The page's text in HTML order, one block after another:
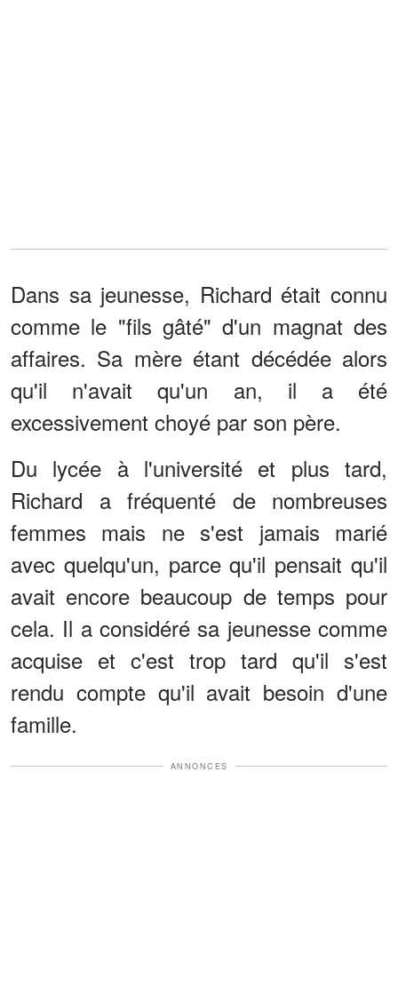
Dans sa jeunesse, Richard était connu
comme le "fils gâté" d'un magnat des
affaires. Sa mère étant décédée alors
qu'il n'avait qu'un an, il a été
excessivement choyé par son père.
Du lycée à l'université et plus tard,
Richard a fréquenté de nombreuses
femmes mais ne s'est jamais marié
avec quelqu'un, parce qu'il pensait qu'il
avait encore beaucoup de temps pour
cela. Il a considéré sa jeunesse comme
acquise et c'est trop tard qu'il s'est
rendu compte qu'il avait besoin d'une
famille.
ANNONCES